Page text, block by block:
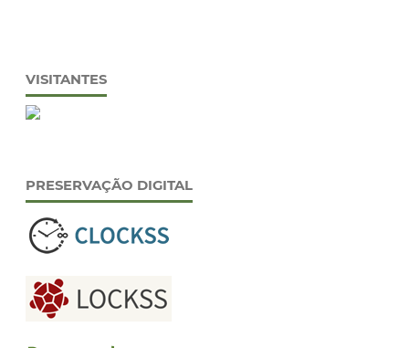
VISITANTES
PRESERVAÇÃO DIGITAL